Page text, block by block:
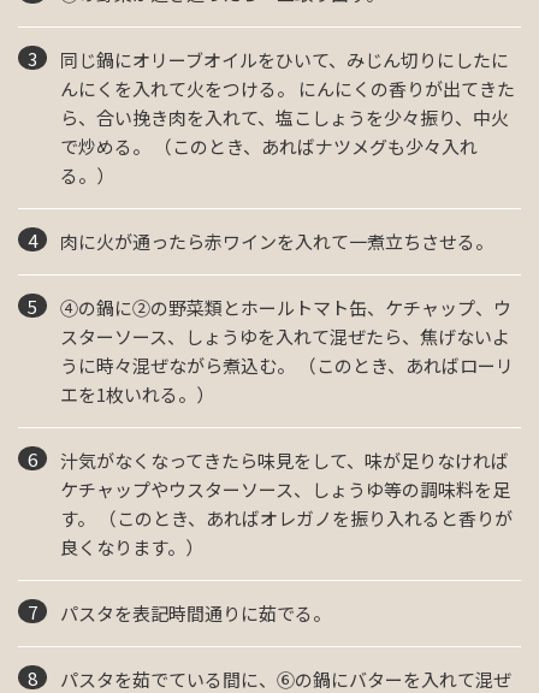
同じ鍋にオリーブオイルをひいて、みじん切りにしたに
んにくを入れて火をつける。 にんにくの香りが出てきた
ら、合い挽き肉を入れて、塩こしょうを少々振り、中火
で炒める。 （このとき、あればナツメグも少々入れ
る。）
肉に火が通ったら赤ワインを入れて一煮立ちさせる。
④の鍋に②の野菜類とホールトマト缶、ケチャップ、ウ
スターソース、しょうゆを入れて混ぜたら、焦げないよ
うに時々混ぜながら煮込む。 （このとき、あればローリ
エを1枚いれる。）
汁気がなくなってきたら味見をして、味が足りなければ
ケチャップやウスターソース、しょうゆ等の調味料を足
す。 （このとき、あればオレガノを振り入れると香りが
良くなります。）
パスタを表記時間通りに茹でる。
パスタを茹でている間に、⑥の鍋にバターを入れて混ぜ